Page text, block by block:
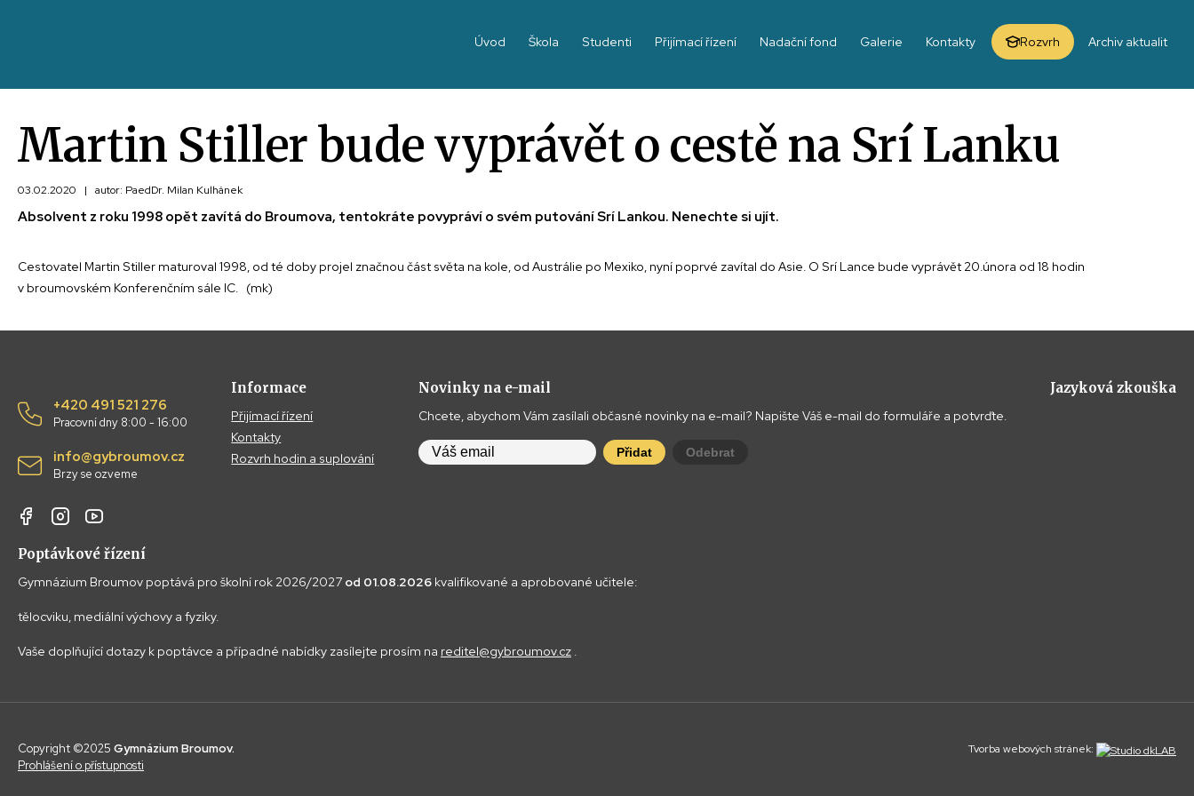
Úvod Škola Studenti Přijímací řízení Nadační fond Galerie Kontakty Rozvrh Archiv aktualit
Martin Stiller bude vyprávět o cestě na Srí Lanku
03.02.2020 | autor: PaedDr. Milan Kulhánek
Absolvent z roku 1998 opět zavítá do Broumova, tentokráte povypráví o svém putování Srí Lankou. Nenechte si ujít.
Cestovatel Martin Stiller maturoval 1998, od té doby projel značnou část světa na kole, od Austrálie po Mexiko, nyní poprvé zavítal do Asie. O Srí Lance bude vyprávět 20.února od 18 hodin
v broumovském Konferenčním sále IC. (mk)
+420 491 521 276
Pracovní dny 8:00 - 16:00
info@gybroumov.cz
Brzy se ozveme
Informace
Přijímací řízení
Kontakty
Rozvrh hodin a suplování
Novinky na e-mail
Chcete, abychom Vám zasílali občasné novinky na e-mail? Napište Váš e-mail do formuláře a potvrďte.
Přidat Odebrat
Jazyková zkouška
Poptávkové řízení
Gymnázium Broumov poptává pro školní rok 2026/2027 od 01.08.2026 kvalifikované a aprobované učitele:
tělocviku, mediální výchovy a fyziky.
Vaše doplňující dotazy k poptávce a případné nabídky zasílejte prosím na reditel@gybroumov.cz .
Tvorba webových stránek:
Copyright ©2025 Gymnázium Broumov.
Prohlášení o přístupnosti